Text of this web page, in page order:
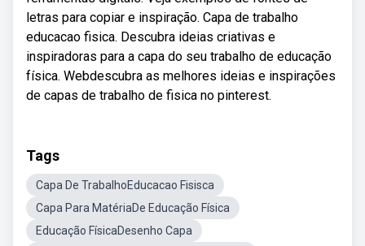
letras para copiar e inspiração. Capa de trabalho
educacao fisica. Descubra ideias criativas e
inspiradoras para a capa do seu trabalho de educação
física. Webdescubra as melhores ideias e inspirações
de capas de trabalho de fisica no pinterest.
Tags
Capa De TrabalhoEducacao Fisisca
Capa Para MatériaDe Educação Física
Educação FísicaDesenho Capa